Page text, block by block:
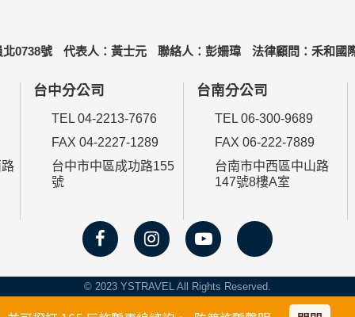
0738號 代表人：黃士元 聯絡人：彭姍瑋 法律顧問：禾和國
台中分公司
TEL 04-2213-7676
FAX 04-2227-1289
台中市中區成功路155
號
台南分公司
TEL 06-300-9689
FAX 06-222-7889
台南市中西區中山路
147號8樓A室
© 2023 YSTRAVEL All Rights Reserved.